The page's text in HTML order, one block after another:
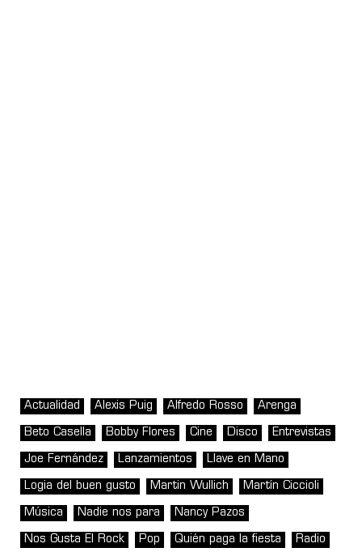
Actualidad Alexis Puig Alfredo Rosso Arenga
Beto Casella Bobby Flores Cine Disco Entrevistas
Joe Fernández Lanzamientos Llave en Mano
Logia del buen gusto Martin Wullich Martín Ciccioli
Música Nadie nos para Nancy Pazos
Nos Gusta El Rock Pop Quién paga la fiesta Radio